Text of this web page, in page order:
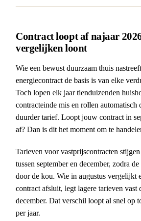
Contract loopt af najaar
vergelijken loont
Wie een bewust duurzaam thuis
energiecontract de basis is van elke
Toch lopen elk jaar tienduizenden
contracteinde mis en rollen automatisch
duurder tarief. Loopt jouw contract in
af? Dan is dit het moment om te
Tarieven voor vastprijscontracten
tussen september en december, zodra
door de kou. Wie in augustus vergelijkt
contract afsluit, legt lagere tarieven vast
december. Dat verschil loopt al snel op
per jaar.